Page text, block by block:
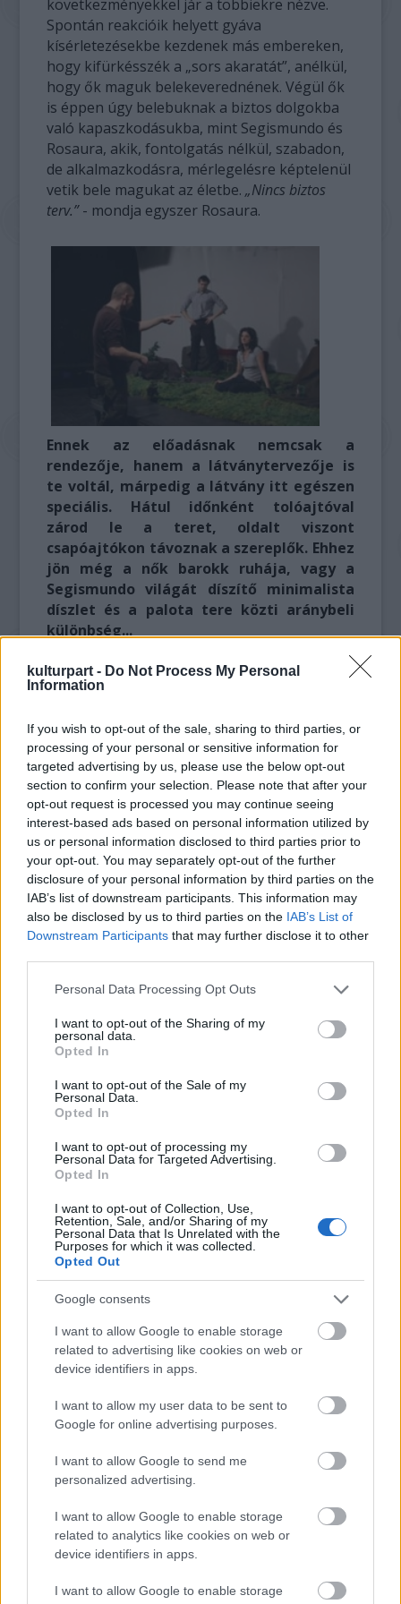
kulturpart - Do Not Process My Personal
Information
If you wish to opt-out of the sale, sharing to third parties, or
processing of your personal or sensitive information for
targeted advertising by us, please use the below opt-out
section to confirm your selection. Please note that after your
opt-out request is processed you may continue seeing
interest-based ads based on personal information utilized by
us or personal information disclosed to third parties prior to
your opt-out. You may separately opt-out of the further
disclosure of your personal information by third parties on the
IAB’s list of downstream participants. This information may
also be disclosed by us to third parties on the IAB’s List of
Downstream Participants that may further disclose it to other
Please note that this website/app uses one or more Google
not limited to your visit or usage behaviour. You may click to
grant or deny consent to Google and its third-party tags to
use your data for below specified purposes in below Google
consent section.
Personal Data Processing Opt Outs
I want to opt-out of the Sharing of my
personal data.
Opted In
I want to opt-out of the Sale of my
Personal Data.
Opted In
I want to opt-out of processing my
Personal Data for Targeted Advertising.
Opted In
I want to opt-out of Collection, Use,
Retention, Sale, and/or Sharing of my
Personal Data that Is Unrelated with the
Purposes for which it was collected.
Opted Out
Google consents
I want to allow Google to enable storage
related to advertising like cookies on web or
device identifiers in apps.
I want to allow my user data to be sent to
Google for online advertising purposes.
I want to allow Google to send me
personalized advertising.
I want to allow Google to enable storage
related to analytics like cookies on web or
device identifiers in apps.
I want to allow Google to enable storage
következményekkel jár a többiekre nézve.
Spontán reakcióik helyett gyáva
kísérletezésekbe kezdenek más embereken,
hogy kifürkésszék a „sors akaratát”, anélkül,
hogy ők maguk belekeverednének. Végül ők
is éppen úgy belebuknak a biztos dolgokba
való kapaszkodásukba, mint Segismundo és
Rosaura, akik, fontolgatás nélkül, szabadon,
de alkalmazkodásra, mérlegelésre képtelenül
vetik bele magukat az életbe.„Nincs biztos
terv.”- mondja egyszer Rosaura.
Ennek az előadásnak nemcsak a
rendezője, hanem a látványtervezője is
te voltál, márpedig a látvány itt egészen
speciális. Hátul időnként tolóajtóval
zárod le a teret, oldalt viszont
csapóajtókon távoznak a szereplők. Ehhez
jön még a nők barokk ruhája, vagy a
Segismundo világát díszítő minimalista
díszlet és a palota tere közti aránybeli
különbség...
Jó játéknak tűnt a barokk szélsőséges
léptékeit valahogy a díszletben is
Mikor óriások, kolosszusok a szereplők, és
mikor terráriumba zárt apró állatok? Mikor
vagyunk kint, és mikor bent? Össze akartam
kapcsolni a lengyel hegyvidéket egy szűk
cellával. A térkezelés ötletét igazság szerint
egy külföldi állatkertet ábrázoló fotóról
„loptam”, ezért aztán az itthoniba is
elmentem párszor. Segismundo első
monológja is pont arról szól, amit ott
tapasztaltam: eredendő módon élőlények
fogva tartásáról és teátrális helyzetbe
hozásáról. Vagyis arról, ahogyan egy erősen
szcenírozott térben kiteszik őket a nézők
vizsgálódó, kutató, ítélkező pillantásainak. És
persze innen jön a bután kékre festett háttér
is.
És a Darth Vader maszk, a fejre húzott
nejlonharisnya, a többi meghökkentő
részlet?
A maszkokkal és hasonlókkal az volt az egyik
célom, hogy játékosabbá tegyem az előadást.
Nem azért, hogy bármit is elkönnyítsek,
éppen ellenkezőleg. Úgy gondolom, hogy a
létrejövő kontraszt révén lehetőséget van
megmutatni a szörnyűséget és pátoszt
lesz, ami megosztja majd a közönséget. Van,
aki éppen ezek miatt a játékok miatt szeretni
fogja. Más meg éppen ezek miatt nem.
maszkokkal kapcsolatban…
Csak annyi, hogy a legtöbb „vicc”, vagy
vizuális játékosság; dupla fenekű. Lehet, hogy
„poénok”. Például az én generációmnak
Darth Vader alakja a sötét múltú, idegen,
hirtelen előkerülő, uralkodói hatalmát fiával
megosztani akaró apa szimbóluma. Öt centis,
fröccsöntött kiskatonákkal lövöldözni